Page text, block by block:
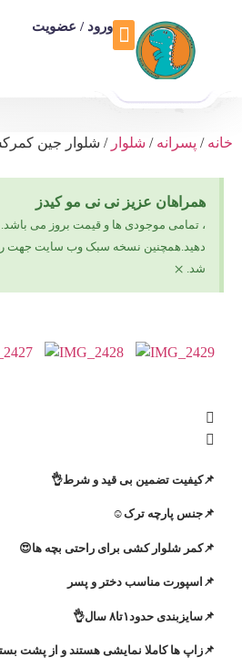
ورود / عضویت
خانه / پسرانه / شلوار / شلوار جین کمرکش
همراهان عزیز نی نی مو کیدز
، تمامی موجودی ها و قیمت بروز می
دهید.همچنین نسخه سبک وب سایت جهت
شد. ×
📌کیفیت تضمین بی قید و شرط👌
📌جنس پارچه ترک☺️
📌کمر شلوار کشی برای راحتی بچه ها😍
📌اسپورت مناسب دختر و پسر‌
📌سایزبندی حدود۱تا۸ سال👌
📌زاپ ها کاملا نمایشی هستند و از پشت